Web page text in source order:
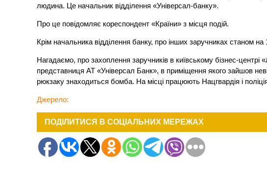
людина. Це начальник відділення «Універсал-банку».
Про це повідомляє кореспондент «Країни» з місця подій.
Крім начальника відділення банку, про інших заручниках станом
Нагадаємо, про захоплення заручників в київському бізнес-
представниця АТ «Універсал Банк», в приміщення якого зайшов
рюкзаку знаходиться бомба. На місці працюють Нацгвардія і
Джерело:
ПОДІЛИТИСЯ В СОЦІАЛЬНИХ МЕРЕЖАХ